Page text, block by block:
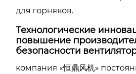
для горняков.
Технологические
повышение
безопасности
компания «恒鼎风机»